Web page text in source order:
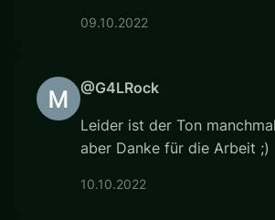
09.10.2022
@G4LRock
Leider ist der Ton
aber Danke für die Arbeit ;)
10.10.2022